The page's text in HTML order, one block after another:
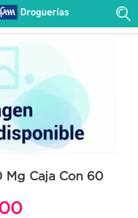
Mg Caja Con 60